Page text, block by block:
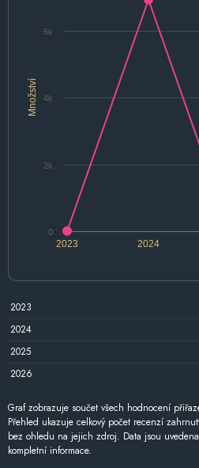
Množství
2024
2023
0
2k
4k
6k
2023
2024
2025
2026
Graf zobrazuje součet všech hodnocení
Přehled ukazuje celkový počet recenzí
bez ohledu na jejich zdroj. Data jsou
kompletní informace.